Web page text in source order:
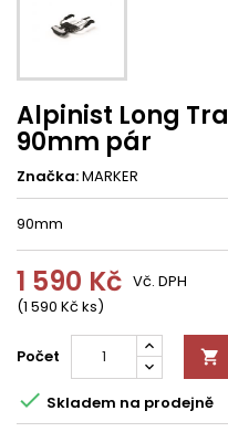
Alpinist Long
90mm pár
Značka:MARKER
90mm
1 590 Kč
(1 590 Kč ks)
Vč. DPH
Počet 
 Skladem na prodejně